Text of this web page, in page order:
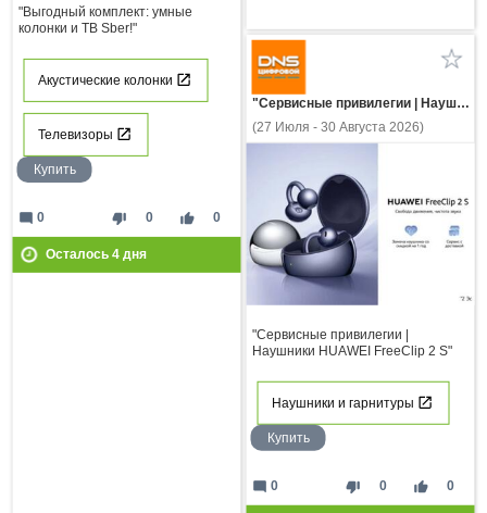
"Выгодный комплект: умные
колонки и ТВ Sber!"
Акустические колонки
Телевизоры
Купить
thumb_down 0 thumb_up 0
mode_comment 0
Осталось 4дня
"Сервисные привилегии | Наушники HUAWEI FreeClip 2 S"
(27 Июля - 30 Августа 2026)
"Сервисные привилегии |
Наушники HUAWEI FreeClip 2 S"
Наушники и гарнитуры
Купить
thumb_down 0 thumb_up 0
mode_comment 0